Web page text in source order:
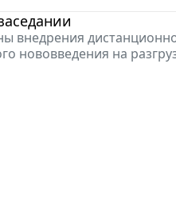
внедрения
нововведения на